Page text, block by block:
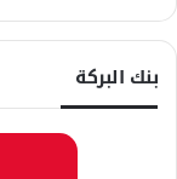
بنك البركة